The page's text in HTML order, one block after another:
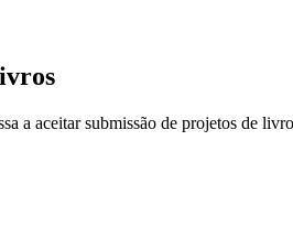
a aceitar submissão de projetos de